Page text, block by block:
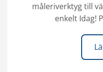
måleriverktyg till
enkelt Idag!